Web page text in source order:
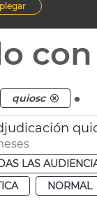
quiosc .
LAS
NORMAL